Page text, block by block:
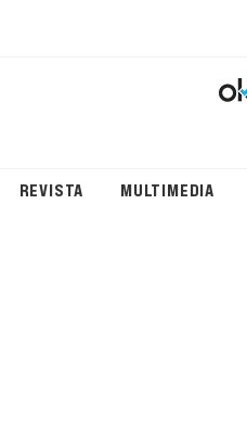
REVISTA MULTIMEDIA